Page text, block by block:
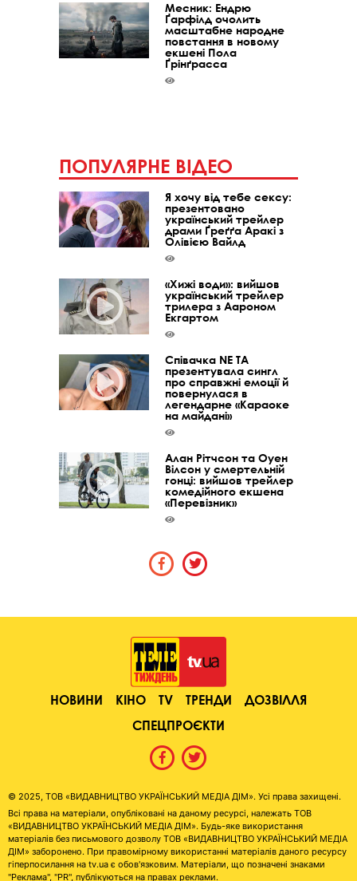
Месник: Ендрю
Ґарфілд очолить
масштабне народне
повстання в новому
екшені Пола
Ґрінґрасса
ПОПУЛЯРНЕ ВІДЕО
Я хочу від тебе сексу:
презентовано
український трейлер
драми Ґреґґа Аракі з
Олівією Вайлд
«Хижі води»: вийшов
український трейлер
трилера з Аароном
Екгартом
Співачка NE TA
презентувала сингл
про справжні емоції й
повернулася в
легендарне «Караоке
на майдані»
Алан Рітчсон та Оуен
Вілсон у смертельній
гонці: вийшов трейлер
комедійного екшена
«Перевізник»
НОВИНИ КІНО TV ТРЕНДИ
ДОЗВІЛЛЯ
СПЕЦПРОЄКТИ
© 2025, ТОВ «ВИДАВНИЦТВО УКРАЇНСЬКИЙ МЕДІА ДІМ». Усі права захищені.
Всі права на матеріали, опубліковані на даному ресурсі, належать ТОВ
«ВИДАВНИЦТВО УКРАЇНСЬКИЙ МЕДІА ДІМ». Будь-яке використання
матеріалів без письмового дозволу ТОВ «ВИДАВНИЦТВО УКРАЇНСЬКИЙ МЕДІА
ДІМ» заборонено. При правомірному використанні матеріалів даного ресурсу
гіперпосилання на tv.ua є обов'язковим. Матеріали, що позначені знаками
"Реклама", "PR", публікуються на правах реклами.